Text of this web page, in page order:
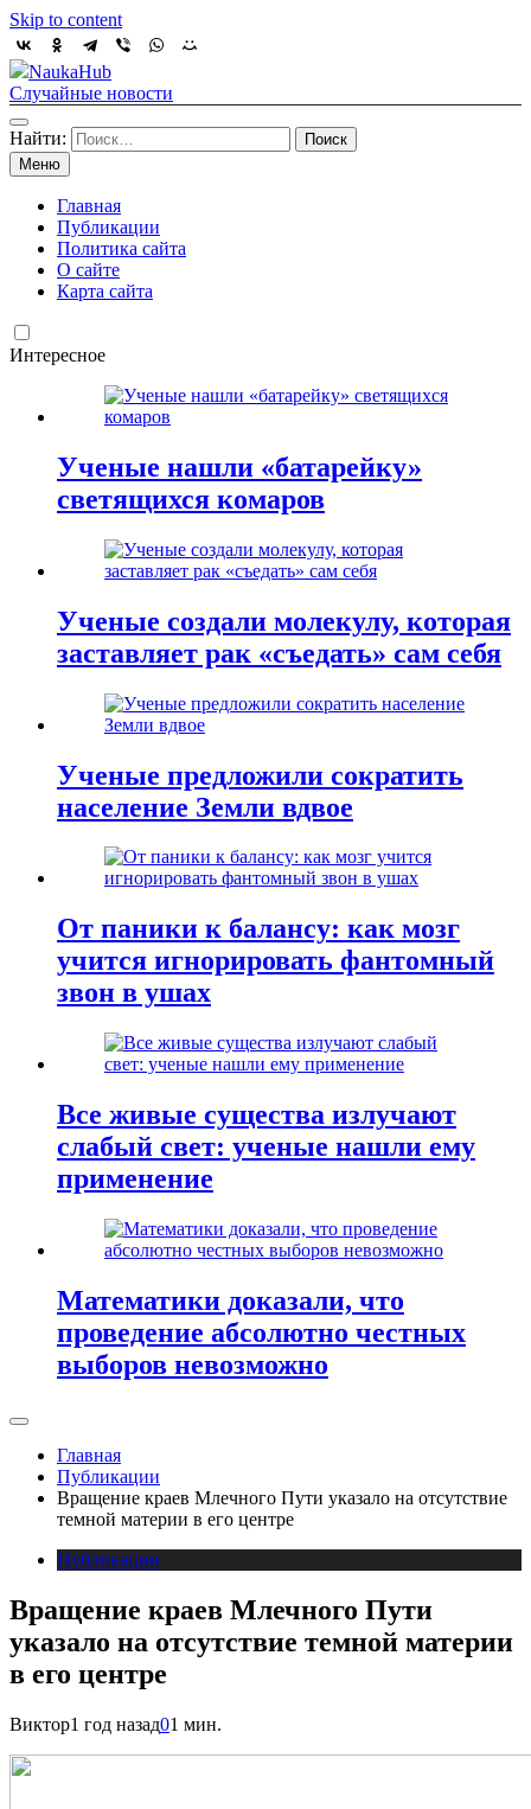
Skip to content
NaukaHub
Случайные новости
Найти:
Меню
Главная
Публикации
Политика сайта
О сайте
Карта сайта
Интересное
Ученые нашли «батарейку»
светящихся комаров
Ученые создали молекулу, которая
заставляет рак «съедать» сам себя
Ученые предложили сократить
население Земли вдвое
От паники к балансу: как мозг
учится игнорировать фантомный
звон в ушах
Все живые существа излучают
слабый свет: ученые нашли ему
применение
Математики доказали, что
проведение абсолютно честных
выборов невозможно
Главная
Публикации
Вращение краев Млечного Пути указало на отсутствие
темной материи в его центре
Публикации
Вращение краев Млечного Пути
указало на отсутствие темной материи
в его центре
Виктор1 год назад01 мин.